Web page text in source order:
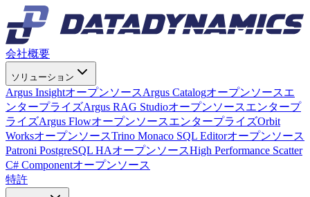
会社概要
ソリューション
Argus InsightオープンソースArgus Catalogオープンソースエ
ンタープライズArgus RAG Studioオープンソースエンタープ
ライズArgus FlowオープンソースエンタープライズOrbit
WorksオープンソースTrino Monaco SQL Editorオープンソース
Patroni PostgreSQL HAオープンソースHigh Performance Scatter
C# Componentオープンソース
特許